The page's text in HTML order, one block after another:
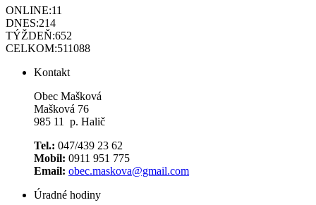
ONLINE:11
DNES:214
TÝŽDEŇ:652
CELKOM:511088
Kontakt
Obec Mašková
Mašková 76
985 11 p. Halič
Tel.: 047/439 23 62
Mobil: 0911 951 775
Email: obec.maskova@gmail.com
Úradné hodiny